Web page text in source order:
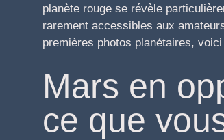
planète rouge se révèle
rarement accessibles aux
premières photos planétaires,
Mars en
ce que